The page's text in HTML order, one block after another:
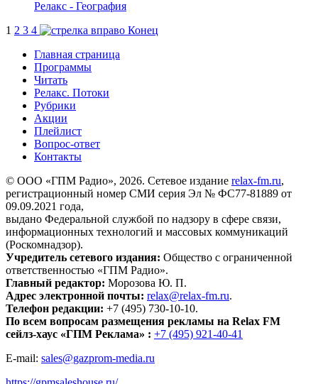
Релакс - География
1 2 3 4
Конец
Главная страница
Программы
Читать
Релакс. Потоки
Рубрики
Акции
Плейлист
Вопрос-ответ
Контакты
© ООО «ГПМ Радио», 2026. Сетевое издание relax-fm.ru,
регистрационный номер СМИ серия Эл № ФС77-81889 от
09.09.2021 года,
выдано Федеральной службой по надзору в сфере связи,
информационных технологий и массовых коммуникаций
(Роскомнадзор).
Учредитель сетевого издания: Общество с ограниченной
ответственностью «ГПМ Радио».
Главный редактор: Морозова Ю. П.
Адрес электронной почты: relax@relax-fm.ru.
Телефон редакции: +7 (495) 730-10-10.
По всем вопросам размещения рекламы на Relax FM
сейлз-хаус «ГПМ Реклама» : +7 (495) 921-40-41
E-mail: sales@gazprom-media.ru